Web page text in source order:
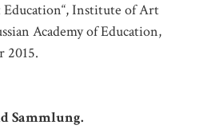
Institute of Art
Academy of Education,
2015.
Sammlung.